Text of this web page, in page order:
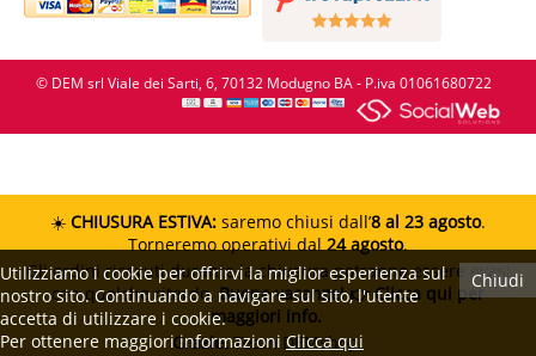
© DEM srl Viale dei Sarti, 6, 70132 Modugno BA - P.iva 01061680722
Chiudi
Utilizziamo i cookie per offrirvi la miglior esperienza sul
nostro sito. Continuando a navigare sul sito, l'utente
accetta di utilizzare i cookie.
Per ottenere maggiori informazioniClicca qui
☀️ CHIUSURA ESTIVA: saremo chiusi dall’8 al 23 agosto.
Torneremo operativi dal24 agosto.
Gli ordini ricevuti durante la chiusura potranno essere evasi
con qualche ritardo. Buone vacanze!👉 Clicca qui per
maggiori info.
Grazie.Team DEMshop!